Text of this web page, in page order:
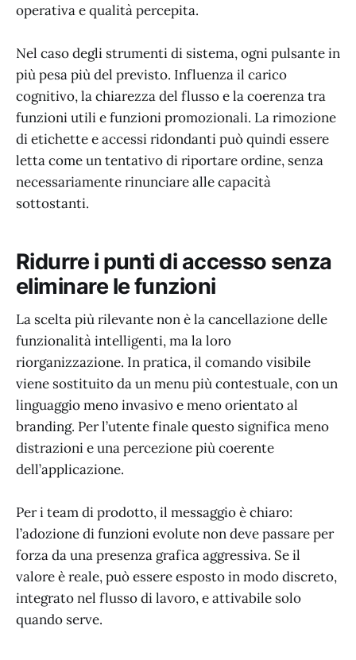
operativa e qualità percepita.
Nel caso degli strumenti di sistema, ogni pulsante in
più pesa più del previsto. Influenza il carico
cognitivo, la chiarezza del flusso e la coerenza tra
funzioni utili e funzioni promozionali. La rimozione
di etichette e accessi ridondanti può quindi essere
letta come un tentativo di riportare ordine, senza
necessariamente rinunciare alle capacità
sottostanti.
Ridurre i punti di accesso senza
eliminare le funzioni
La scelta più rilevante non è la cancellazione delle
funzionalità intelligenti, ma la loro
riorganizzazione. In pratica, il comando visibile
viene sostituito da un menu più contestuale, con un
linguaggio meno invasivo e meno orientato al
branding. Per l’utente finale questo significa meno
distrazioni e una percezione più coerente
dell’applicazione.
Per i team di prodotto, il messaggio è chiaro:
l’adozione di funzioni evolute non deve passare per
forza da una presenza grafica aggressiva. Se il
valore è reale, può essere esposto in modo discreto,
integrato nel flusso di lavoro, e attivabile solo
quando serve.